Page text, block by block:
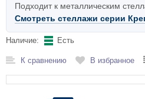
Подходит к металлическим
Смотреть стеллажи серии
Наличие: Есть
К сравнению В избранное